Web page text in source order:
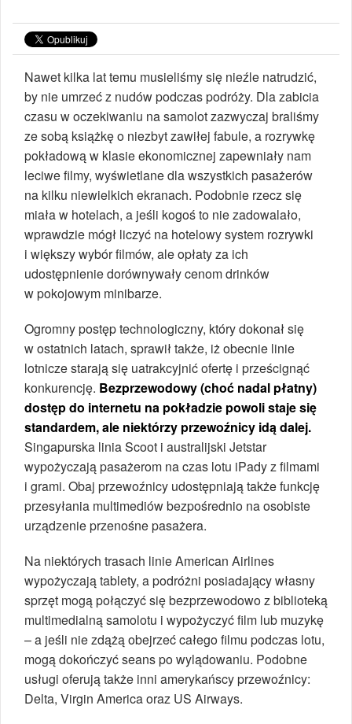
Nawet kilka lat temu musieliśmy się nieźle natrudzić,
by nie umrzeć z nudów podczas podróży. Dla zabicia
czasu w oczekiwaniu na samolot zazwyczaj braliśmy
ze sobą książkę o niezbyt zawiłej fabule, a rozrywkę
pokładową w klasie ekonomicznej zapewniały nam
leciwe filmy, wyświetlane dla wszystkich pasażerów
na kilku niewielkich ekranach. Podobnie rzecz się
miała w hotelach, a jeśli kogoś to nie zadowalało,
wprawdzie mógł liczyć na hotelowy system rozrywki
i większy wybór filmów, ale opłaty za ich
udostępnienie dorównywały cenom drinków
w pokojowym minibarze.
Ogromny postęp technologiczny, który dokonał się
w ostatnich latach, sprawił także, iż obecnie linie
lotnicze starają się uatrakcyjnić ofertę i prześcignąć
konkurencję. Bezprzewodowy (choć nadal płatny)
dostęp do internetu na pokładzie powoli staje się
standardem, ale niektórzy przewoźnicy idą dalej.
Singapurska linia Scoot i australijski Jetstar
wypożyczają pasażerom na czas lotu iPady z filmami
i grami. Obaj przewoźnicy udostępniają także funkcję
przesyłania multimediów bezpośrednio na osobiste
urządzenie przenośne pasażera.
Na niektórych trasach linie American Airlines
wypożyczają tablety, a podróżni posiadający własny
sprzęt mogą połączyć się bezprzewodowo z biblioteką
multimedialną samolotu i wypożyczyć film lub muzykę
– a jeśli nie zdążą obejrzeć całego filmu podczas lotu,
mogą dokończyć seans po wylądowaniu. Podobne
usługi oferują także inni amerykańscy przewoźnicy:
Delta, Virgin America oraz US Airways.